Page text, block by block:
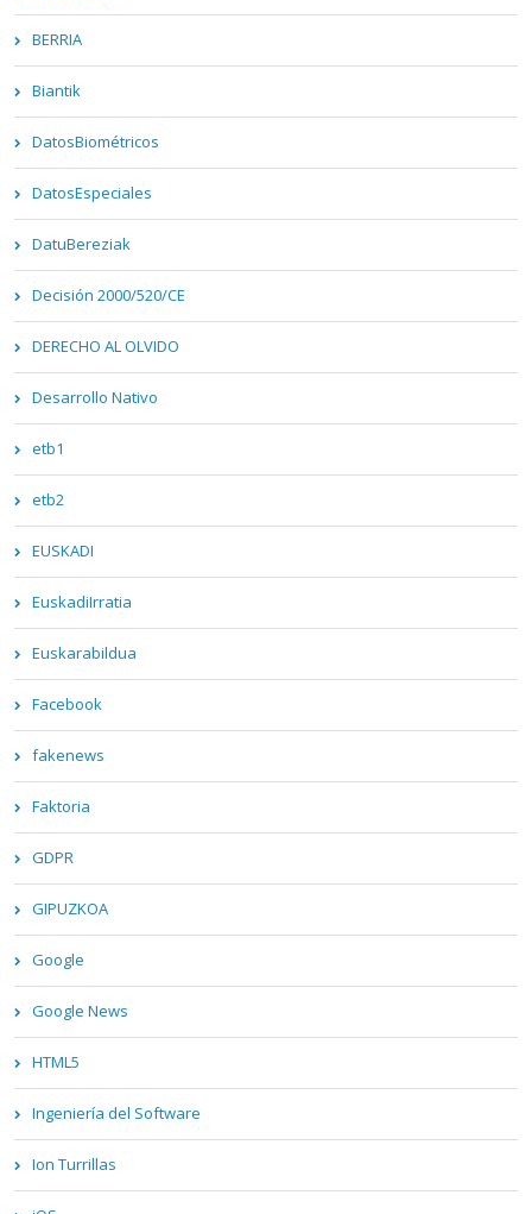
BERRIA
Biantik
DatosBiométricos
DatosEspeciales
DatuBereziak
Decisión 2000/520/CE
DERECHO AL OLVIDO
Desarrollo Nativo
etb1
etb2
EUSKADI
EuskadiIrratia
Euskarabildua
Facebook
fakenews
Faktoria
GDPR
GIPUZKOA
Google
Google News
HTML5
Ingeniería del Software
Ion Turrillas